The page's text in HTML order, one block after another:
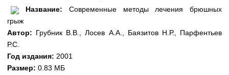
Аккредитационные тесты (6)
Методические рекомендации 1050
Статьи
Вход
Название: Современные методы лечения брюшных
грыж
Автор: Грубник В.В., Лосев А.А., Баязитов Н.Р., Парфентьев
Р.С.
Год издания: 2001
Размер: 0.83 МБ